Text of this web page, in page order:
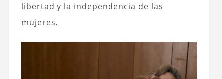
libertad y la independencia de las
mujeres.